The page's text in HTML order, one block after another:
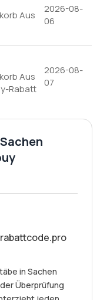
Aus
2026-08-
06
Aus
Rabatt
2026-08-
07
in Sachen
Überprüfung